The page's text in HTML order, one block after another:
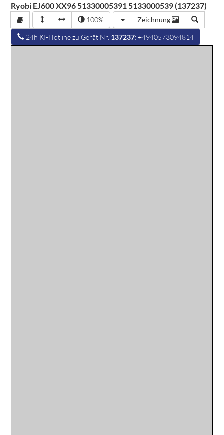
Ryobi EJ600 XX96 51330005391 5133000539 (137237)
100% Zeichnung
24h KI-Hotline zu Gerät Nr. 137237: +4940573094814